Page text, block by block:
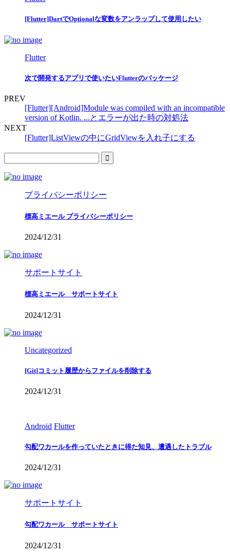
[Flutter]DartでOptionalな変数をアンラップして使用したい
Flutter
次で開発するアプリで使いたいFlutterのパッケージ
PREV
[Flutter][Android]Module was compiled with an incompatible
version of Kotlin. ...とエラーが出た時の対処法
NEXT
[Flutter]ListViewの中にGridViewを入れ子にする
プライバシーポリシー
標高ミエール プライバシーポリシー
2024/12/31
サポートサイト
標高ミエール サポートサイト
2024/12/31
Uncategorized
[Git]コミット履歴からファイルを削除する
2024/12/31
Android Flutter
勾配ワカールを作っていたときに得た知見、遭遇したトラブル
2024/12/31
サポートサイト
勾配ワカール サポートサイト
2024/12/31